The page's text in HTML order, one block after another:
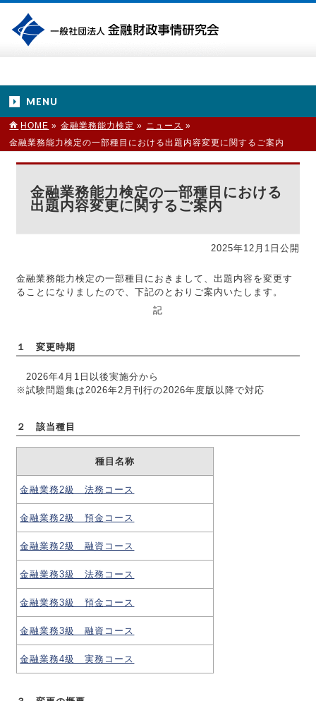
MENU
HOME » 金融業務能力検定 » ニュース »
金融業務能力検定の一部種目における出題内容変更に関するご案内
金融業務能力検定の一部種目における
出題内容変更に関するご案内
2025年12月1日公開
金融業務能力検定の一部種目におきまして、出題内容を変更す
ることになりましたので、下記のとおりご案内いたします。
記
１ 変更時期
2026年4月1日以後実施分から
※試験問題集は2026年2月刊行の2026年度版以降で対応
２ 該当種目
種目名称
金融業務2級 法務コース
金融業務2級 預金コース
金融業務2級 融資コース
金融業務3級 法務コース
金融業務3級 預金コース
金融業務3級 融資コース
金融業務4級 実務コース